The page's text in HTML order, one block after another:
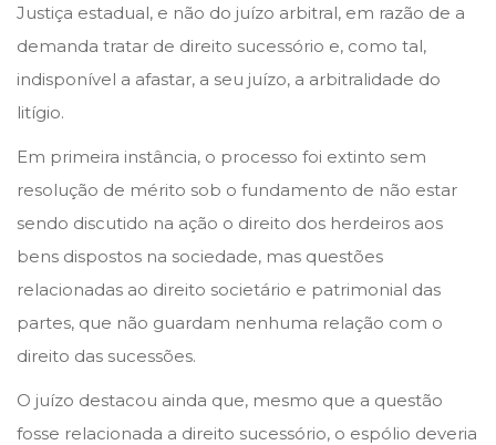
Justiça estadual, e não do juízo arbitral, em razão de a
demanda tratar de direito sucessório e, como tal,
indisponível a afastar, a seu juízo, a arbitralidade do
litígio.
Em primeira instância, o processo foi extinto sem
resolução de mérito sob o fundamento de não estar
sendo discutido na ação o direito dos herdeiros aos
bens dispostos na sociedade, mas questões
relacionadas ao direito societário e patrimonial das
partes, que não guardam nenhuma relação com o
direito das sucessões.
O juízo destacou ainda que, mesmo que a questão
fosse relacionada a direito sucessório, o espólio deveria